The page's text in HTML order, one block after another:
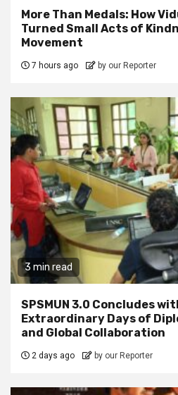
More Than Medals: How
Turned Small Acts of
Movement
7 hours ago by our Reporter
3 min read
SPSMUN 3.0 Concludes
Extraordinary Days of
and Global Collaboration
2 days ago by our Reporter